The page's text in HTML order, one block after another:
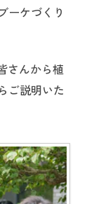
ーケづくり
さんから植
ご説明いた